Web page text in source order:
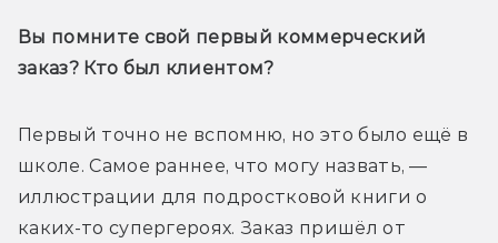
Вы помните свой первый коммерческий
заказ? Кто был клиентом?
Первый точно не вспомню, но это было ещё в
школе. Самое раннее, что могу назвать, —
иллюстрации для подростковой книги о
каких-то супергероях. Заказ пришёл от